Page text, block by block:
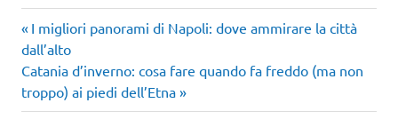
Navigazione
articoli
Articolo
precedente:
I migliori panorami di Napoli: dove ammirare la città
dall’alto
Articolo
successivo:
Catania d’inverno: cosa fare quando fa freddo (ma non
troppo) ai piedi dell’Etna